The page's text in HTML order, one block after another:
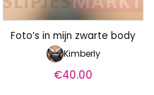
Foto’s in mijn zwarte body
Kimberly
€40.00